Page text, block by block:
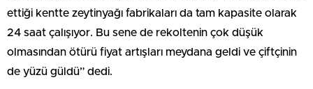
ettiği kentte zeytinyağı fabrikaları da tam kapasite olarak
24 saat çalışıyor. Bu sene de rekoltenin çok düşük
olmasından ötürü fiyat artışları meydana geldi ve çiftçinin
de yüzü güldü” dedi.